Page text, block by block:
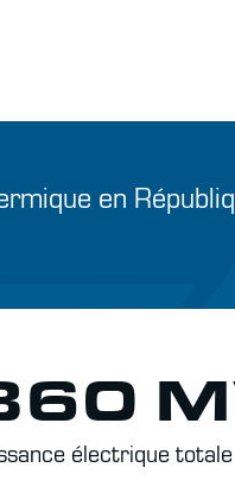
en
électrique totale